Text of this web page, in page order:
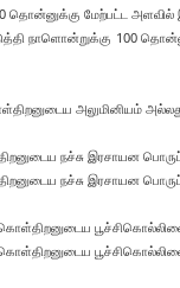
மேற்பட்ட அளவில்
நாளொன்றுக்கு 100
அலுமினியம்
நச்சு இரசாயன
நச்சு இரசாயன